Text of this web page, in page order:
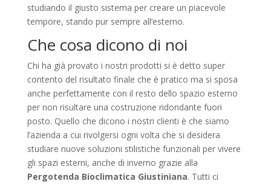
studiando il giusto sistema per creare un piacevole
tempore, stando pur sempre all’esterno.
Che cosa dicono di noi
Chi ha già provato i nostri prodotti si è detto super
contento del risultato finale che è pratico ma si sposa
anche perfettamente con il resto dello spazio esterno
per non risultare una costruzione ridondante fuori
posto. Quello che dicono i nostri clienti è che siamo
l’azienda a cui rivolgersi ogni volta che si desidera
studiare nuove soluzioni stilistiche funzionali per vivere
gli spazi esterni, anche di inverno grazie alla
Pergotenda Bioclimatica Giustiniana. Tutti ci